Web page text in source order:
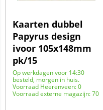
Kaarten dubbel
Papyrus design
ivoor 105x148mm
pk/15
Op werkdagen voor 14:30
besteld, morgen in huis.
Voorraad Heerenveen: 0
Voorraad externe magazijn: 70